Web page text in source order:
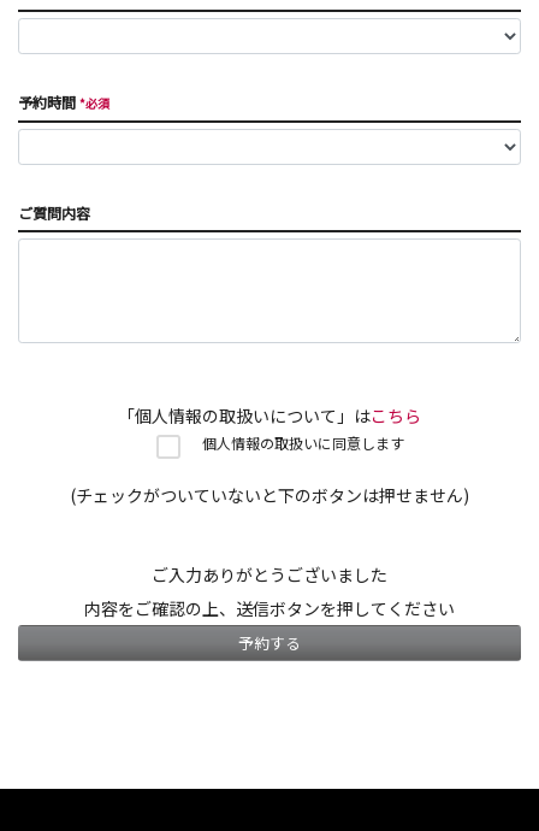
予約時間 *必須
ご質問内容
「個人情報の取扱いについて」はこちら
個人情報の取扱いに同意します
(チェックがついていないと下のボタンは押せません)
ご入力ありがとうございました
内容をご確認の上、送信ボタンを押してください
予約する